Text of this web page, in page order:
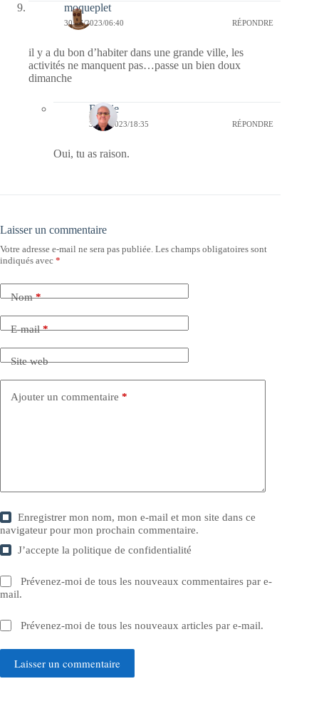
moqueplet
30/07/2023/06:40 RÉPONDRE
il y a du bon d’habiter dans une grande ville, les
activités ne manquent pas…passe un bien doux
dimanche
Bernie
30/07/2023/18:35 RÉPONDRE
Oui, tu as raison.
Laisser un commentaire
Votre adresse e-mail ne sera pas publiée. Les champs obligatoires sont
indiqués avec *
Nom*
E-mail*
Site web
Ajouter un commentaire *
Enregistrer mon nom, mon e-mail et mon site dans ce
navigateur pour mon prochain commentaire.
J’accepte lapolitique de confidentialité
Prévenez-moi de tous les nouveaux commentaires par e-
mail.
Prévenez-moi de tous les nouveaux articles par e-mail.
Laisser un commentaire